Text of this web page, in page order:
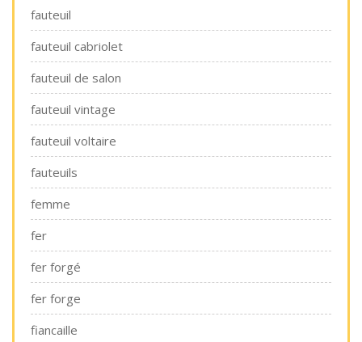
fauteuil
fauteuil cabriolet
fauteuil de salon
fauteuil vintage
fauteuil voltaire
fauteuils
femme
fer
fer forgé
fer forge
fiancaille